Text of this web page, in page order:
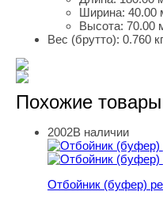
Ширина: 40.00
Высота: 70.00
Вес (брутто): 0.760 кг
Похожие товары
Отбойник (буфер)
2002В наличии
Отбойник (буфер)